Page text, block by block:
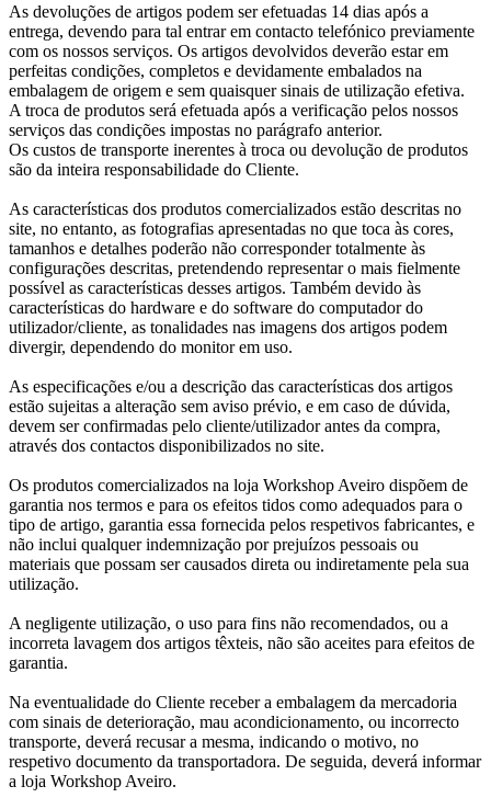
As devoluções de artigos podem ser efetuadas 14 dias após a
entrega, devendo para tal entrar em contacto telefónico previamente
com os nossos serviços. Os artigos devolvidos deverão estar em
perfeitas condições, completos e devidamente embalados na
embalagem de origem e sem quaisquer sinais de utilização efetiva.
A troca de produtos será efetuada após a verificação pelos nossos
serviços das condições impostas no parágrafo anterior.
Os custos de transporte inerentes à troca ou devolução de produtos
são da inteira responsabilidade do Cliente.
As características dos produtos comercializados estão descritas no
site, no entanto, as fotografias apresentadas no que toca às cores,
tamanhos e detalhes poderão não corresponder totalmente às
configurações descritas, pretendendo representar o mais fielmente
possível as características desses artigos. Também devido às
características do hardware e do software do computador do
utilizador/cliente, as tonalidades nas imagens dos artigos podem
divergir, dependendo do monitor em uso.
As especificações e/ou a descrição das características dos artigos
estão sujeitas a alteração sem aviso prévio, e em caso de dúvida,
devem ser confirmadas pelo cliente/utilizador antes da compra,
através dos contactos disponibilizados no site.
Os produtos comercializados na loja Workshop Aveiro dispõem de
garantia nos termos e para os efeitos tidos como adequados para o
tipo de artigo, garantia essa fornecida pelos respetivos fabricantes, e
não inclui qualquer indemnização por prejuízos pessoais ou
materiais que possam ser causados direta ou indiretamente pela sua
utilização.
A negligente utilização, o uso para fins não recomendados, ou a
incorreta lavagem dos artigos têxteis, não são aceites para efeitos de
garantia.
Na eventualidade do Cliente receber a embalagem da mercadoria
com sinais de deterioração, mau acondicionamento, ou incorrecto
transporte, deverá recusar a mesma, indicando o motivo, no
respetivo documento da transportadora. De seguida, deverá informar
a loja Workshop Aveiro.